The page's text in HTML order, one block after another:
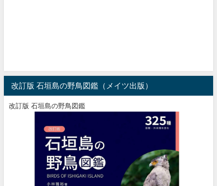
改訂版 石垣島の野鳥図鑑（メイツ出版）
改訂版 石垣島の野鳥図鑑